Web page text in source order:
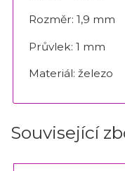
Rozměr: 1,9 mm
Průvlek: 1 mm
Materiál: železo
Související